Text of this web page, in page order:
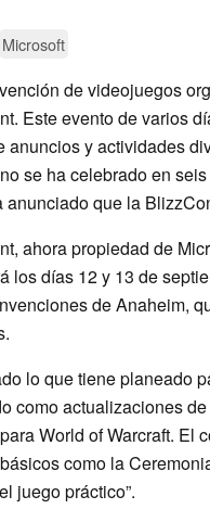
Microsoft
de videojuegos
Este evento de varios
anuncios y actividades
se ha celebrado en
anunciado que la
ahora propiedad de
los días 12 y 13 de
de Anaheim,
lo que tiene planeado
como actualizaciones de
World of Warcraft. El
como la
juego práctico .